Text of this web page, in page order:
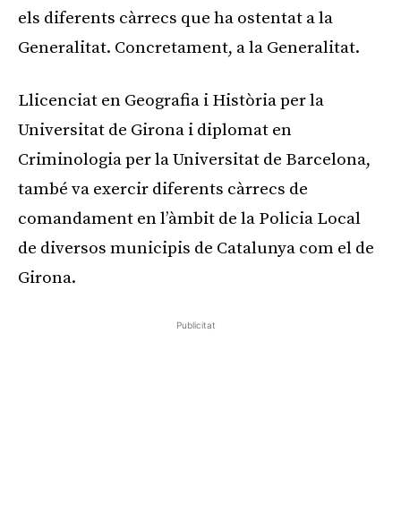
els diferents càrrecs que ha ostentat a la
Generalitat. Concretament, a la Generalitat.
Llicenciat en Geografia i Història per la
Universitat de Girona i diplomat en
Criminologia per la Universitat de Barcelona,
també va exercir diferents càrrecs de
comandament en l’àmbit de la Policia Local
de diversos municipis de Catalunya com el de
Girona.
Publicitat